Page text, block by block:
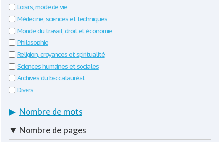
Loisirs, mode de vie
Médecine, sciences et techniques
Monde du travail, droit et économie
Philosophie
Religion, croyances et spiritualité
Sciences humaines et sociales
Archives du baccalauréat
Divers
▶ Nombre de mots
▼ Nombre de pages